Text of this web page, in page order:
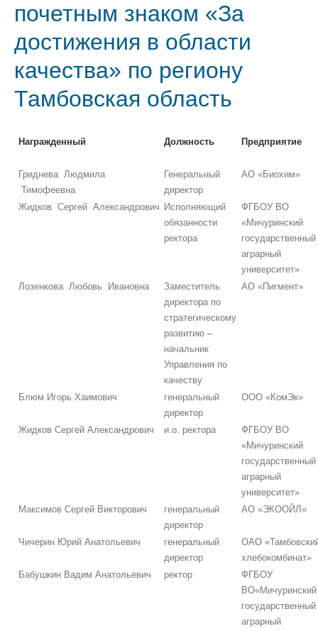
почетным знаком «За
достижения в области
качества» по региону
Тамбовская область
Награжденный Должность Предприятие
Гриднева Людмила
Тимофеевна
Генеральный
директор
АО «Биохим»
Жидков Сергей Александрович Исполняющий
обязанности
ректора
ФГБОУ ВО
«Мичуринский
государственный
аграрный
университет»
Лозенкова Любовь Ивановна
Заместитель
директора по
стратегическому
развитию –
начальник
Управления по
качеству
АО «Пигмент»
Блюм Игорь Хаимович
генеральный
директор
ООО «КомЭк»
Жидков Сергей Александрович и.о. ректора
ФГБОУ ВО
«Мичуринский
государственный
аграрный
университет»
Максимов Сергей Викторович
генеральный
директор
АО «ЭКООЙЛ»
Чичерин Юрий Анатольевич
генеральный
директор
ОАО
хлебокомбинат»
Бабушкин Вадим Анатольевич
ректор
ФГБОУ
ВО«Мичуринский
государственный
аграрный